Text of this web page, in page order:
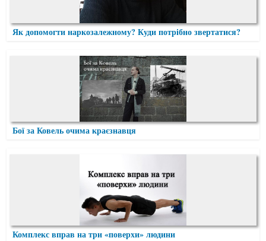
Як допомогти наркозалежному? Куди потрібно звертатися?
Бої за Ковель очима краєзнавця
Комплекс вправ на три «поверхи» людини